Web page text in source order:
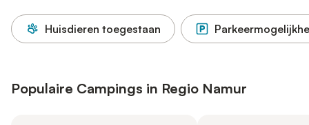
Huisdieren toegestaan
Populaire Campings in Regio Namur